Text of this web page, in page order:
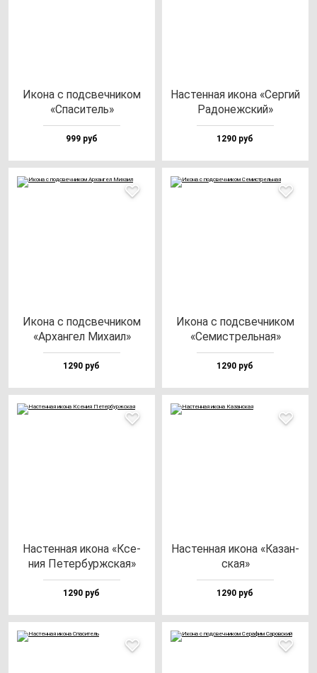
Ико­на с под­свеч­ни­ком
«Спа­си­тель»
999 руб
Нас­тен­ная ико­на «Сер­гий
Радо­неж­ский»
1290 руб
Ико­на с под­свеч­ни­ком
«Архан­гел Миха­ил»
1290 руб
Ико­на с под­свеч­ни­ком
«Семис­трель­ная»
1290 руб
Нас­тен­ная ико­на «Ксе­
ния Петер­бурж­ская»
1290 руб
Нас­тен­ная ико­на «Казан­
ская»
1290 руб